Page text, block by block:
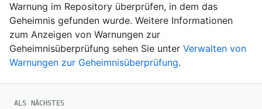
Warnung im Repository überprüfen, in dem das
Geheimnis gefunden wurde. Weitere Informationen
zum Anzeigen von Warnungen zur
Geheimnisüberprüfung sehen Sie unter Verwalten von
Warnungen zur Geheimnisüberprüfung.
ALS NÄCHSTES